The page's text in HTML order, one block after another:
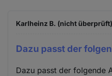
Karlheinz B. (nicht überprüft)
Dazu passt der
Dazu passt der folgende